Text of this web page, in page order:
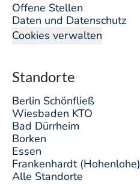
Offene Stellen
Daten und Datenschutz
Cookies verwalten
Standorte
Berlin Schönfließ
Wiesbaden KTO
Bad Dürrheim
Borken
Essen
Frankenhardt (Hohenlohe)
Alle Standorte